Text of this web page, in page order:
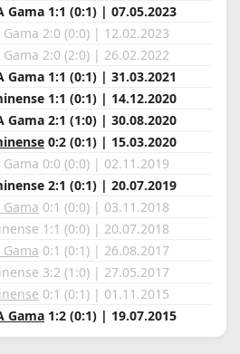
Gama 1:1 (0:1) | 07.05.2023
Gama 2:0 (0:0) | 12.02.2023
Gama 2:0 (2:0) | 26.02.2022
Gama 1:1 (0:1) | 31.03.2021
1:1 (0:1) | 14.12.2020
Gama 2:1 (1:0) | 30.08.2020
0:2 (0:1) | 15.03.2020
0:0 (0:0) | 02.11.2019
2:1 (0:1) | 20.07.2019
Gama 0:1 (0:0) | 03.11.2018
1:1 (0:0) | 20.07.2018
Gama 0:1 (0:1) | 26.08.2017
3:2 (1:0) | 27.05.2017
0:1 (0:1) | 01.11.2015
Gama 1:2 (0:1) | 19.07.2015